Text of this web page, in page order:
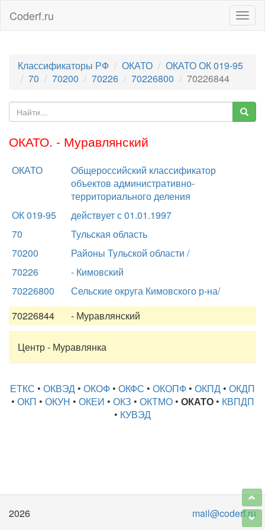
Coderf.ru
Классификаторы РФ ОКАТО
ОКАТО ОК 019-95
70
70200 70226 70226800 70226844
ОКАТО. - Муравлянский
ОКАТО
Общероссийский классификатор
объектов административно-
территориального деления
ОК 019-95
действует с 01.01.1997
70
Тульская область
70200
Районы Тульской области /
70226
- Кимовский
70226800
Сельские округа Кимовского р-на/
70226844
- Муравлянский
Центр - Муравлянка
ЕТКС • ОКВЭД • ОКОФ • ОКФС • ОКОПФ • ОКПД • ОКДП
• ОКП • ОКУН • ОКЕИ • ОКЗ • ОКТМО• ОКАТО• КВПДП
• КУВЭД
2026 mail@coderf.ru